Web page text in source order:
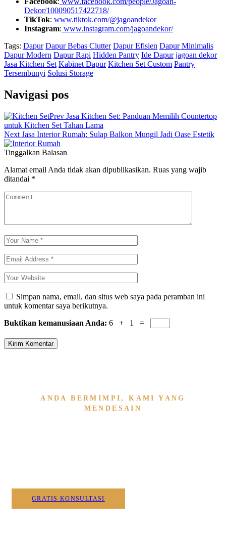
Dekor/100090517422718/
TikTok: www.tiktok.com/@jagoandekor
Instagram: www.instagram.com/jagoandekor/
Tags: Dapur Dapur Bebas Clutter Dapur Efisien Dapur Minimalis
Dapur Modern Dapur Rapi Hidden Pantry Ide Dapur jagoan dekor
Jasa Kitchen Set Kabinet Dapur Kitchen Set Custom Pantry
Tersembunyi Solusi Storage
Navigasi pos
Prev Jasa Kitchen Set: Panduan Memilih Countertop
untuk Kitchen Set Tahan Lama
Next Jasa Interior Rumah: Sulap Balkon Mungil Jadi Oase Estetik
Tinggalkan Balasan
Alamat email Anda tidak akan dipublikasikan. Ruas yang wajib
ditandai *
Simpan nama, email, dan situs web saya pada peramban ini
untuk komentar saya berikutnya.
Buktikan kemanusiaan Anda: 6 + 1 =
Kirim Komentar
ANDA BERMIMPI, KAMI YANG
MENDESAIN
GRATIS KONSULTASI